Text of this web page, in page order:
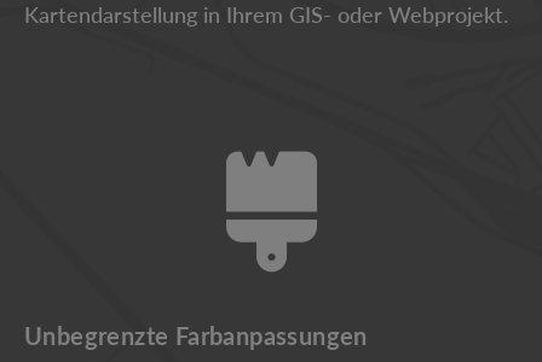
Kartendarstellung in Ihrem GIS- oder Webprojekt.
Unbegrenzte Farbanpassungen